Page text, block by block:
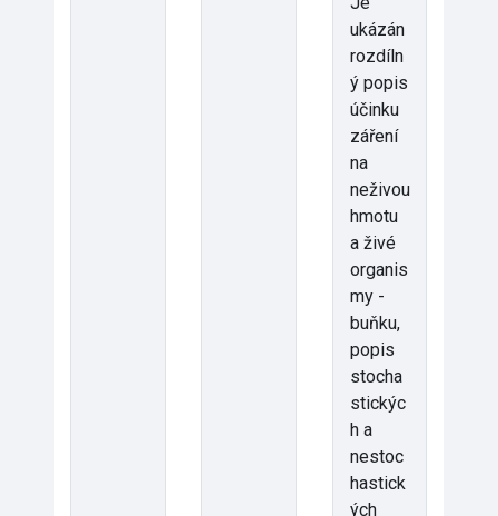
ukázán
rozdíln
ý popis
účinku
záření
na
neživou
hmotu
a živé
organis
my -
buňku,
popis
stocha
stickýc
h a
nestoc
hastick
ých